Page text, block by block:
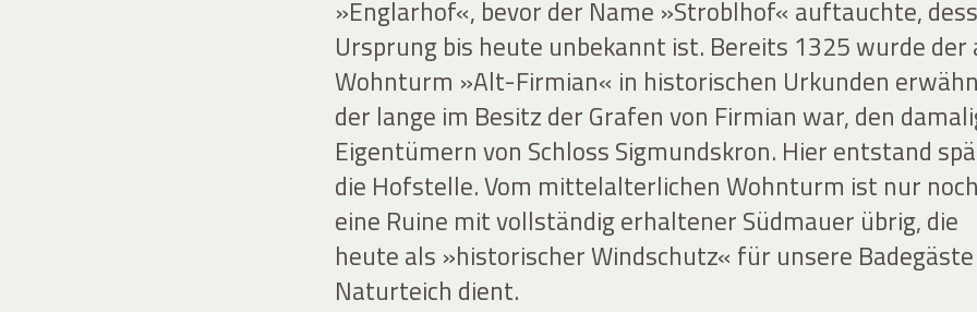
»Englarhof«, bevor der Name »Stroblhof« auftauchte,
Ursprung bis heute unbekannt ist. Bereits 1325 wurde der
Wohnturm »Alt-Firmian« in historischen Urkunden
der lange im Besitz der Grafen von Firmian war, den
Eigentümern von Schloss Sigmundskron. Hier entstand
die Hofstelle. Vom mittelalterlichen Wohnturm ist nur
eine Ruine mit vollständig erhaltener Südmauer übrig, die
heute als »historischer Windschutz« für unsere
Naturteich dient.